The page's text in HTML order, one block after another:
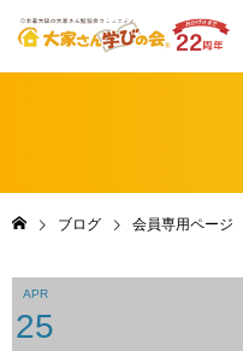
ブログ 会員専用ページ
APR
25